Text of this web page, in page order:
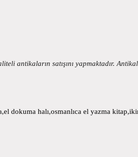
antikaların satışını yapmaktadır.
dokuma halı,osmanlıca el yazma